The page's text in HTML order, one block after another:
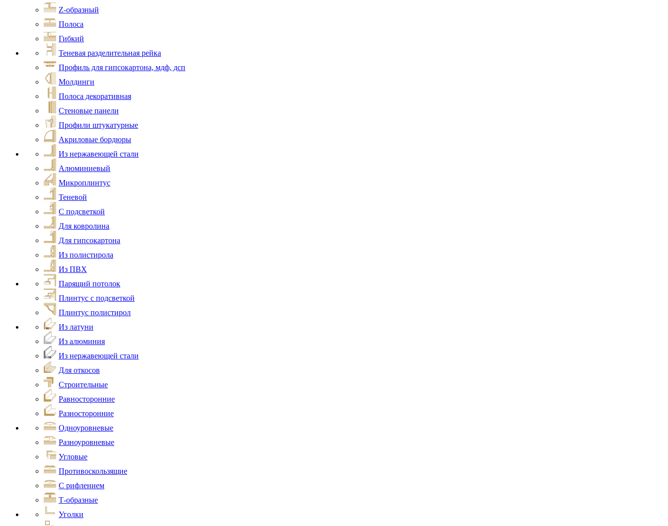
Z-образный
Полоса
Гибкий
Теневая разделительная рейка
Профиль для гипсокартона, мдф, дсп
Молдинги
Полоса декоративная
Стеновые панели
Профили штукатурные
Акриловые бордюры
Из нержавеющей стали
Алюминиевый
Микроплинтус
Теневой
С подсветкой
Для ковролина
Для гипсокартона
Из полистирола
Из ПВХ
Парящий потолок
Плинтус с подсветкой
Плинтус полистирол
Из латуни
Из алюминия
Из нержавеющей стали
Для откосов
Строительные
Равносторонние
Разносторонние
Одноуровневые
Разноуровневые
Угловые
Противоскользящие
С рифлением
Т-образные
Уголки